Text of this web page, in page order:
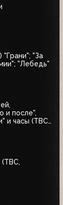
"За
"Лебедь"
и после",
и часы (ТВС,
(ТВС,